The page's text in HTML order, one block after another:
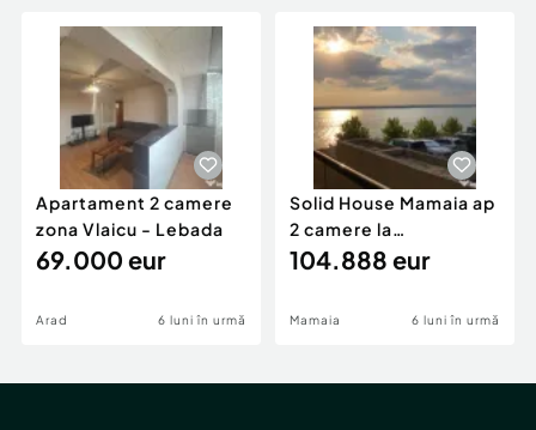
Apartament 2 camere
zona Vlaicu - Lebada
69.000 eur
Arad 6 luni în urmă
Solid House Mamaia ap
2 camere la
cheie,langa Mega
104.888 eur
Mamaia 6 luni în urmă